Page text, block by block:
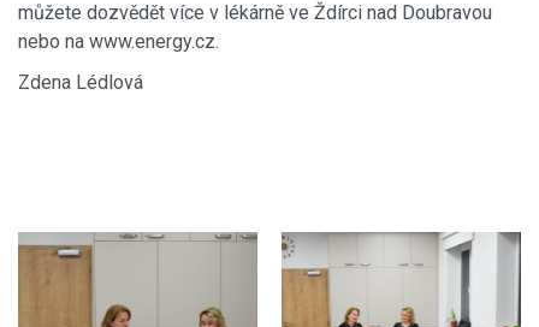
můžete dozvědět více v lékárně ve Ždírci nad Doubravou
nebo na www.energy.cz.
Zdena Lédlová